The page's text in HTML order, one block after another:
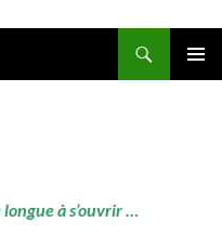
à s’ouvrir …